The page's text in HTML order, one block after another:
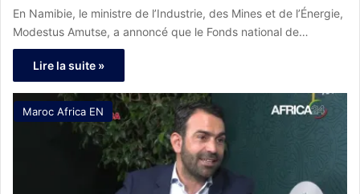
En Namibie, le ministre de l’Industrie, des Mines et de l’Énergie,
Modestus Amutse, a annoncé que le Fonds national de…
Lire la suite »
Maroc Africa EN